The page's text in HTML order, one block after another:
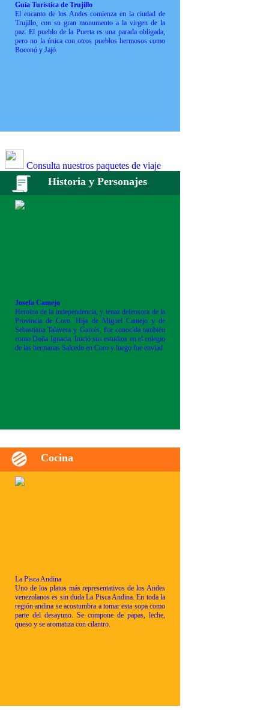
Guía Turística de Trujillo
El encanto de los Andes comienza en la ciudad de
Trujillo, con su gran monumento a la virgen de la
paz. El pueblo de la Puerta es una parada obligada,
pero no la única con otros pueblos hermosos como
Boconó y Jajó.
Consulta nuestros paquetes de viaje
Historia y Personajes
Josefa Camejo
Heroína de la independencia, y tenaz defensora de la
Provincia de Coro. Hija de Miguel Camejo y de
Sebastiana Talavera y Garcés, fue conocida también
como Doña Ignacia. Inició sus estudios en el colegio
de las hermanas Salcedo en Coro y luego fue enviad
Cocina
La Pisca Andina
Uno de los platos más representativos de los Andes
venezolanos es sin duda La Pisca Andina. En toda la
región andina se acostumbra a tomar esta sopa como
parte del desayuno. Se compone de papas, leche,
queso y se aromatiza con cilantro.